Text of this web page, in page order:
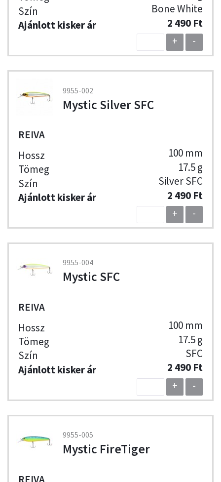
Bone White
2 490 Ft
+
-
9955-002
Mystic Silver SFC
REIVA
100 mm
17.5 g
Silver SFC
2 490 Ft
+
-
9955-004
Mystic SFC
REIVA
100 mm
17.5 g
SFC
2 490 Ft
+
-
9955-005
Mystic FireTiger
REIVA